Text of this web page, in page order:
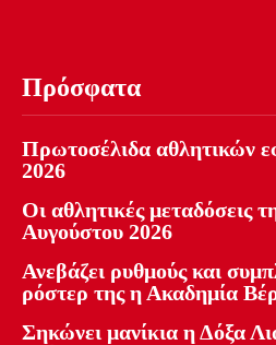
Πρόσφατα
Πρωτοσέλιδα αθλητικών
2026
Οι αθλητικές μεταδόσεις
Αυγούστου 2026
Ανεβάζει ρυθμούς και
ρόστερ της η Ακαδημία
Σηκώνει μανίκια η Δόξα